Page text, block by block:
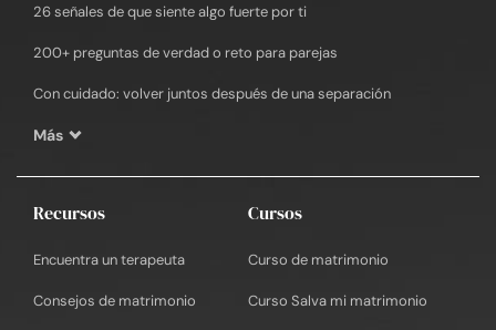
26 señales de que siente algo fuerte por ti
200+ preguntas de verdad o reto para parejas
Con cuidado: volver juntos después de una separación
Más
Recursos
Encuentra un terapeuta
Consejos de matrimonio
Cursos
Curso de matrimonio
Curso Salva mi matrimonio